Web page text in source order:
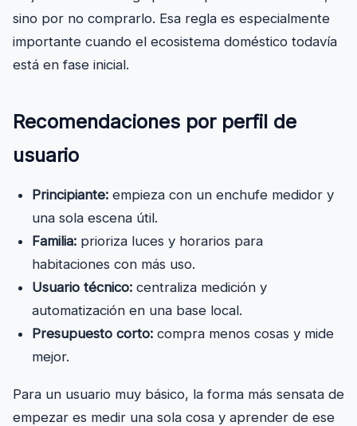
sino por no comprarlo. Esa regla es especialmente
importante cuando el ecosistema doméstico todavía
está en fase inicial.
Recomendaciones por perfil de
usuario
Principiante: empieza con un enchufe medidor y
una sola escena útil.
Familia: prioriza luces y horarios para
habitaciones con más uso.
Usuario técnico: centraliza medición y
automatización en una base local.
Presupuesto corto: compra menos cosas y mide
mejor.
Para un usuario muy básico, la forma más sensata de
empezar es medir una sola cosa y aprender de ese